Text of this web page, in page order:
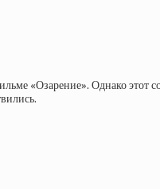
«Озарение». Однако этот